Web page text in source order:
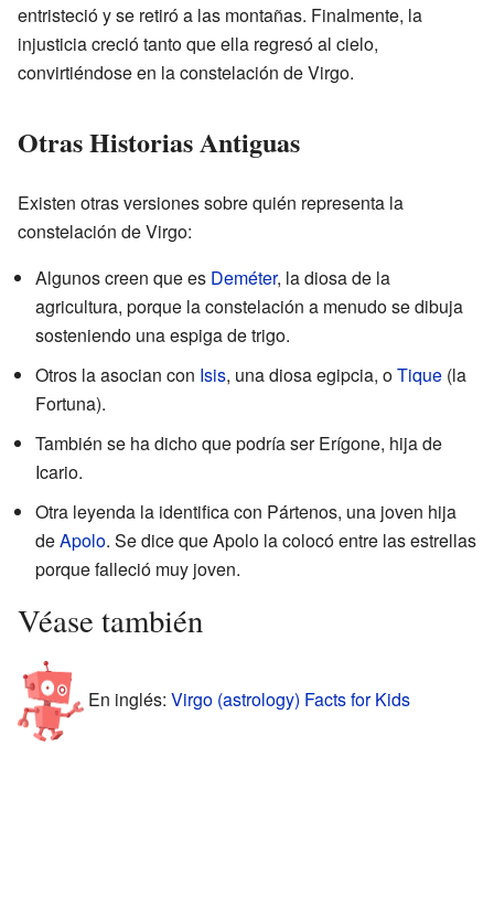
entristeció y se retiró a las montañas. Finalmente, la
injusticia creció tanto que ella regresó al cielo,
convirtiéndose en la constelación de Virgo.
Otras Historias Antiguas
Existen otras versiones sobre quién representa la
constelación de Virgo:
Algunos creen que es Deméter, la diosa de la
agricultura, porque la constelación a menudo se dibuja
sosteniendo una espiga de trigo.
Otros la asocian con Isis, una diosa egipcia, oTique (la
Fortuna).
También se ha dicho que podría ser Erígone, hija de
Icario.
Otra leyenda la identifica con Pártenos, una joven hija
deApolo. Se dice que Apolo la colocó entre las estrellas
porque falleció muy joven.
Véase también
En inglés: Virgo (astrology) Facts for Kids